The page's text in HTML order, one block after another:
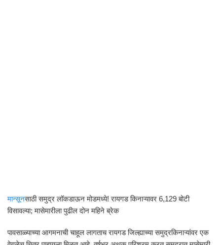
मान्सूनसाठी समुद्र लॉकडाऊन मोडमध्ये! रायगड किनाऱ्यावर 6,129 बोटी
विसावल्या; मासेमारीला पुढील दोन महिने ब्रेक
पावसाळ्याच्या आगमनाची चाहूल लागताच रायगड जिल्ह्याच्या समुद्रकिनाऱ्यांवर एक